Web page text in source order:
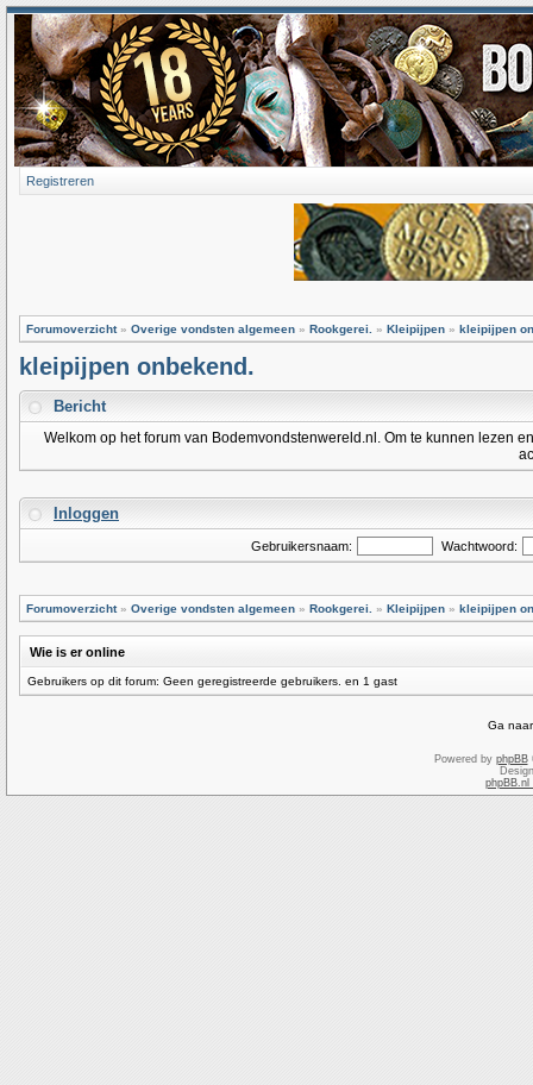
Registreren
Forumoverzicht» Overige vondsten algemeen » Rookgerei. » Kleipijpen » kleipijpen
kleipijpen onbekend.
Bericht
Welkom op het forum van Bodemvondstenwereld.nl. Om te kunnen lezen
Inloggen
Gebruikersnaam: Wachtwoord:
Forumoverzicht» Overige vondsten algemeen » Rookgerei. » Kleipijpen » kleipijpen
Wie is er online
Gebruikers op dit forum: Geen geregistreerde gebruikers. en 1 gast
Ga
Powered by phpBB
phpBB.nl